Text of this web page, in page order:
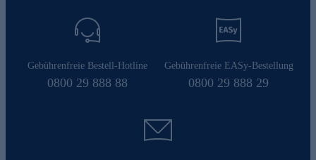
Gebührenfreie Bestell-Hotline
0800 29 888 88
Gebührenfreie EASy-Bestellung
0800 29 888 29